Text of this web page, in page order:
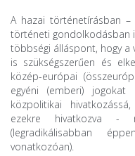
A hazai történetírásban
történeti gondolkodásban
többségi álláspont, hogy a
is szükségszerűen és
közép-európai
egyéni (emberi)
közpolitikai
ezekre hivatkozva -
(legradikálisabban
vonatkozóan).